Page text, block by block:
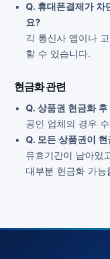
Q. 휴대폰결제가 차
요?
각 통신사 앱이나
할 수 있습니다.
현금화 관련
Q. 상품권 현금화
공인 업체의 경우
Q. 모든 상품권이
유효기간이 남아있
대부분 현금화 가능